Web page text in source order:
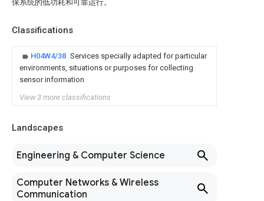
保系统的低功耗和可靠运行。
Classifications
H04W4/38 Services specially adapted for particular
environments, situations or purposes for collecting
sensor information
View 3 more classifications
Landscapes
Engineering & Computer Science
Computer Networks & Wireless
Communication